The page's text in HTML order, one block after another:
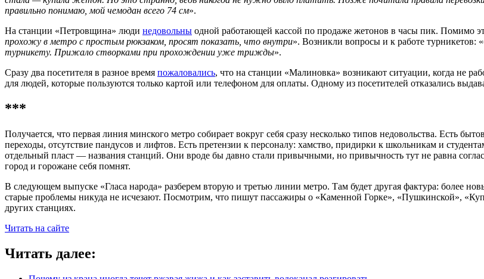
правильно понимаю, мой чемодан всего 74 см».
На станции «Петровщина» люди недовольны одной работающей кассой по продаже жетонов в часы пик. Помимо
прохожу в метро с простым рюкзаком, просят показать, что внутри». Возникли вопросы и к работе турникетов: «
турникету. Прижало створками при прохождении уже трижды».
Сразу два посетителя в разное время пожаловались, что на станции «Малиновка» возникают ситуации, когда не
для людей, которые пользуются только картой или телефоном для оплаты. Одному из посетителей отказались
***
Получается, что первая линия минского метро собирает вокруг себя сразу несколько типов недовольства. Есть
переходы, отсутствие пандусов и лифтов. Есть претензии к персоналу: хамство, придирки к школьникам и
отдельный пласт — названия станций. Они вроде бы давно стали привычными, но привычность тут не равна
город и горожане себя помнят.
В следующем выпуске «Гласа народа» разберем вторую и третью линии метро. Там будет другая фактура: более
старые проблемы никуда не исчезают. Посмотрим, что пишут пассажиры о «Каменной Горке», «Пушкинской»,
других станциях.
Читать на сайте
Читать далее: